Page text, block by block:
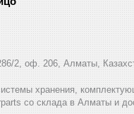
2, оф. 206, Алматы,
хранения,
со склада в Алматы и